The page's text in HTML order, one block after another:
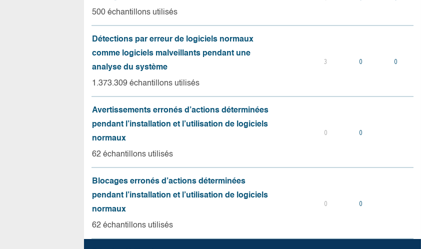
500 échantillons utilisés
Détections par erreur de logiciels normaux
comme logiciels malveillants pendant une
analyse du système
1.373.309 échantillons utilisés
3 0 0
Avertissements erronés d’actions déterminées
pendant l’installation et l’utilisation de logiciels
normaux
62 échantillons utilisés
0 0
Blocages erronés d’actions déterminées
pendant l’installation et l’utilisation de logiciels
normaux
62 échantillons utilisés
0 0